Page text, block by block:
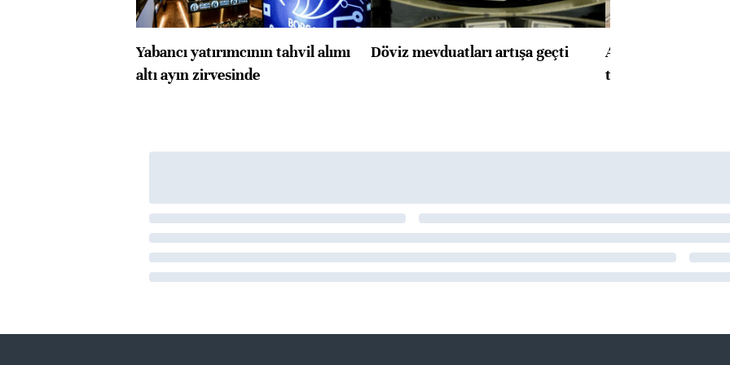
Yabancı yatırımcının tahvil alımı
altı ayın zirvesinde
Döviz mevduatları artışa geçti
ABD'de konut
toparlandı